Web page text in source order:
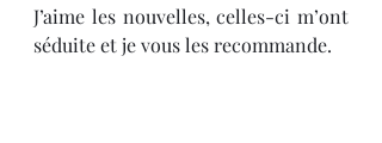
J’aime les nouvelles, celles-ci m’ont
séduite et je vous les recommande.